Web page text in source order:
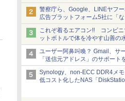
スツーウェイ」発売 iPadにも
えずに書き込める
警察庁ら、Google、LINEヤフ
広告プラットフォーム5社に「
広告」対策強化を要請 著名人
使った投資詐欺などへの対策と
これぞ着るエアコン!! コンビニ
ットボトルで体を冷やす山善の
ードバイクにちょうどいい【ぼ
ど！その14】【空いた時間でな
ユーザー阿鼻叫喚？ Gmail、サ
「送信元アドレス」のサポート
【やじうまWatch】
Synology、non-ECC DDR4メモ
低コスト化したNAS「
ーズ 予算を抑えて導入でき、